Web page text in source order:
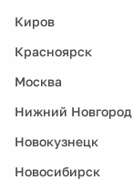
Киров
Красноярск
Москва
Нижний Новгород
Новокузнецк
Новосибирск